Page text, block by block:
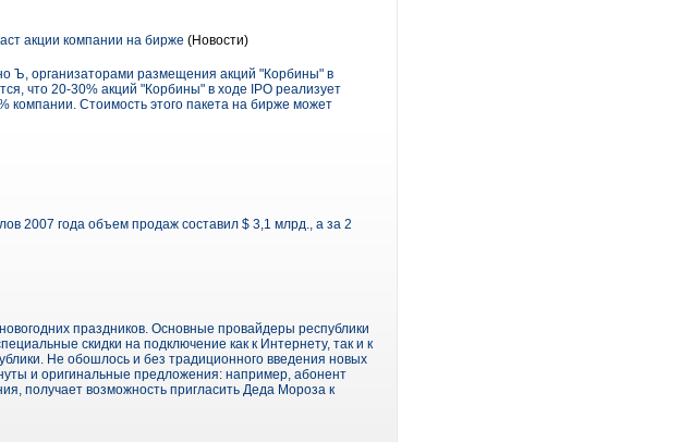
акции компании на бирже (Новости)
Ъ, организаторами размещения акций "Корбины" в
что 20-30% акций "Корбины" в ходе IPO реализует
компании. Стоимость этого пакета на бирже может
2007 года объем продаж составил $ 3,1 млрд., а за 2
праздников. Основные провайдеры республики
скидки на подключение как к Интернету, так и к
Не обошлось и без традиционного введения новых
и оригинальные предложения: например, абонент
получает возможность пригласить Деда Мороза к